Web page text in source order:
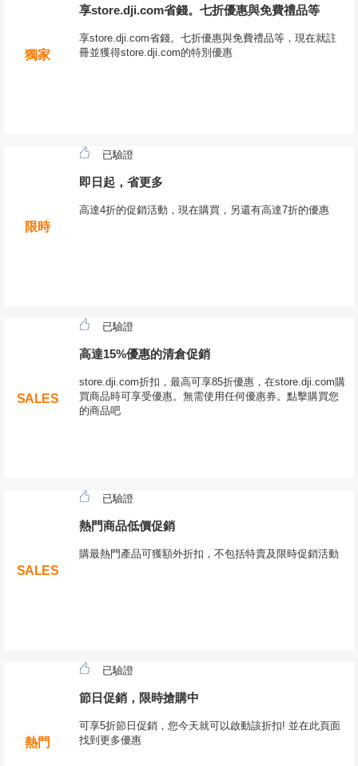
獨家
享store.dji.com省錢。七折優惠與免費禮品等
享store.dji.com省錢。七折優惠與免費禮品等，現在就註
冊並獲得store.dji.com的特別優惠
限時
已驗證
即日起，省更多
高達4折的促銷活動，現在購買，另還有高達7折的優惠
SALES
已驗證
高達15%優惠的清倉促銷
store.dji.com折扣，最高可享85折優惠，在store.dji.com購
買商品時可享受優惠。無需使用任何優惠券。點擊購買您
的商品吧
SALES
已驗證
熱門商品低價促銷
購最熱門產品可獲額外折扣，不包括特賣及限時促銷活動
熱門
已驗證
節日促銷，限時搶購中
可享5折節日促銷，您今天就可以啟動該折扣! 並在此頁面
找到更多優惠